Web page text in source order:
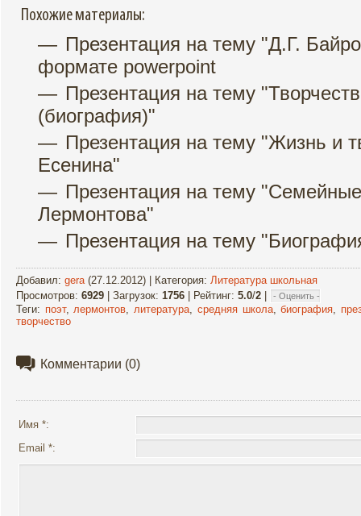
Похожие материалы:
Презентация на тему "Д.Г.
формате powerpoint
Презентация на тему
(биография)"
Презентация на тему "Жизнь и
Есенина"
Презентация на тему
Лермонтова"
Презентация на тему
Добавил: gera (27.12.2012) | Категория: Литература школьная
Просмотров: 6929 | Загрузок: 1756 | Рейтинг: 5.0/2 |
Теги: поэт, лермонтов литература средняя школа,биография
творчество
Комментарии (0)
Имя *:
Email *: